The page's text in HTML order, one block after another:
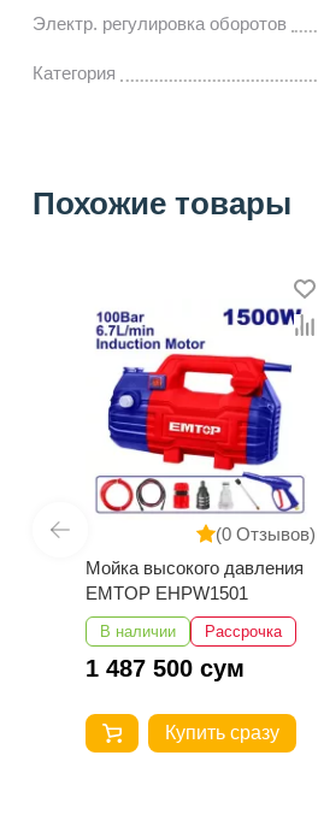
Электр. регулировка оборотов
Категория
Похожие товары
(0 Отзывов)
Мойка высокого давления
EMTOP EHPW1501
В наличии Рассрочка
1 487 500 сум
Купить сразу